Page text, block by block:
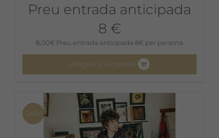
Preu entrada anticipada
8 €
8,00€ Preu entrada anticipada 8€ per persona
Afegeix a la cistella
Sale!